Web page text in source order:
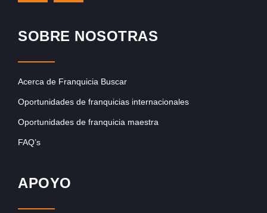
SOBRE NOSOTRAS
Acerca de Franquicia Buscar
Oportunidades de franquicias internacionales
Oportunidades de franquicia maestra
FAQ’s
APOYO